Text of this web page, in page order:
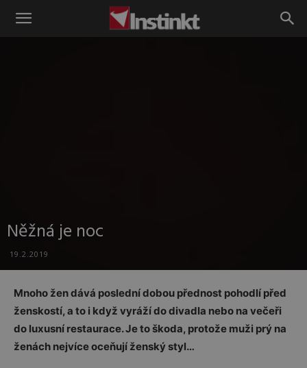
Instinkt
Něžná je noc
19.2.2019
Mnoho žen dává poslední dobou přednost pohodlí před
ženskostí, a to i když vyráží do divadla nebo na večeři
do luxusní restaurace. Je to škoda, protože muži prý na
ženách nejvíce oceňují ženský styl…